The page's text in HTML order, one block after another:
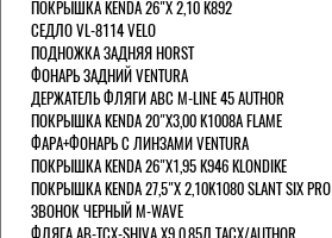
ПОКРЫШКА KENDA 26"Х 2,10 K892
СЕДЛО VL-8114 VELO
ПОДНОЖКА ЗАДНЯЯ HORST
ФОНАРЬ ЗАДНИЙ VENTURA
ДЕРЖАТЕЛЬ ФЛЯГИ АВС M-LINE 45 AUTHOR
ПОКРЫШКА KENDA 20"Х3,00 K1008A FLAME
ФАРА+ФОНАРЬ С ЛИНЗАМИ VENTURA
ПОКРЫШКА KENDA 26"Х1,95 K946 KLONDIKE
ПОКРЫШКА KENDA 27,5"Х 2,10K1080 SLANT SIX PRO
ЗВОНОК ЧЕРНЫЙ M-WAVE
ФЛЯГА AB-TCX-SHIVA X9 0.85Л TACX/AUTHOR